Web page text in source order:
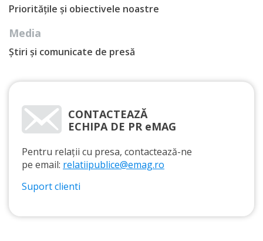
Prioritățile și obiectivele noastre
Media
Știri și comunicate de presă
CONTACTEAZĂ
ECHIPA DE PR eMAG
Pentru relații cu presa, contactează-ne
pe email: relatiipublice@emag.ro
Suport clienti